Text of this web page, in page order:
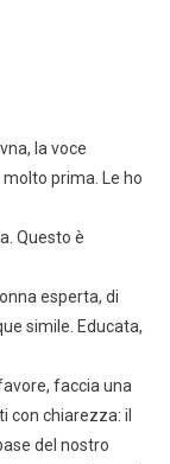
la voce
prima. Le ho
Questo è
esperta, di
simile. Educata,
faccia una
con chiarezza: il
del nostro